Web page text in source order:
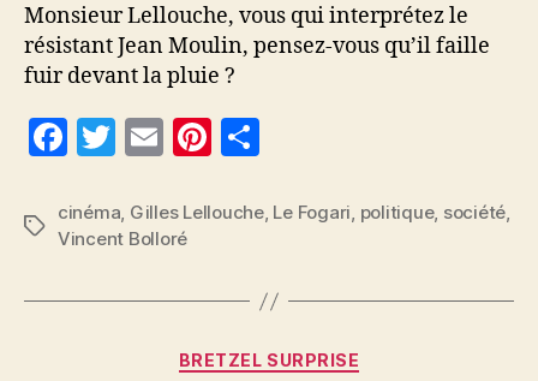
Monsieur Lellouche, vous qui interprétez le
résistant Jean Moulin, pensez-vous qu’il faille
fuir devant la pluie ?
F
c
e
b
T
itt
er
E
ai
l
Pi
er
t
rt
g
Étiquettes
cinéma, Gilles Lellouche, Le Fogari, politique, société,
Vincent Bolloré
Catégories
BRETZEL SURPRISE